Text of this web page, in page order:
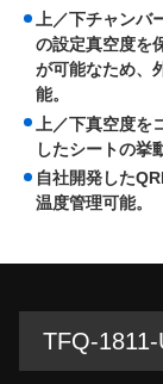
上／下チャン
の設定真空度を
が可能なため、
能。
上／下真空度
したシートの挙
自社開発した
温度管理可能。
TFQ-